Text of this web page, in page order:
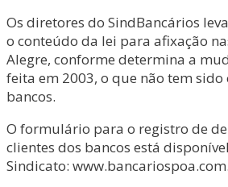
Os diretores do SindBancários
o conteúdo da lei para afixação
Alegre, conforme determina a
feita em 2003, o que não tem
bancos.
O formulário para o registro de
clientes dos bancos está
Sindicato: